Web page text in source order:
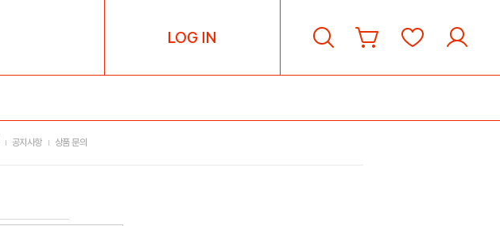
LOG IN
공지사항 상품 문의